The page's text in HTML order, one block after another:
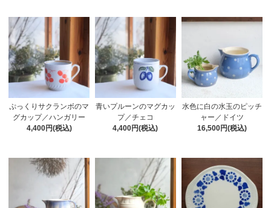
ぷっくりサクランボのマ
グカップ／ハンガリー
4,400円(税込)
青いプルーンのマグカッ
プ／チェコ
4,400円(税込)
水色に白の水玉のピッチ
ャー／ドイツ
16,500円(税込)